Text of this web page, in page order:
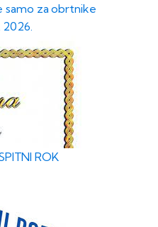
samo za obrtnike
2026.
ROK